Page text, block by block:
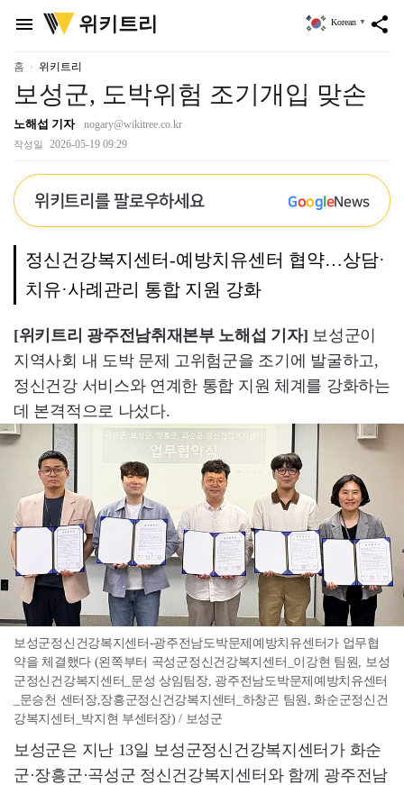
menu
위
키
리
위키트리 share
Korean ▼
홈 위키트리
보성군, 도박위험 조기개입 맞손
노해섭 기자 nogary@wikitree.co.kr
작성일 2026-05-19 09:29
위키트리를 팔로우하세요 GoogleNews
정신건강복지센터-예방치유센터 협약…상담·
치유·사례관리 통합 지원 강화
[위키트리 광주전남취재본부 노해섭 기자] 보성군이
지역사회 내 도박 문제 고위험군을 조기에 발굴하고,
정신건강 서비스와 연계한 통합 지원 체계를 강화하는
데 본격적으로 나섰다.
보성군정신건강복지센터-광주전남도박문제예방치유센터가 업무협
약을 체결했다 (왼쪽부터 곡성군정신건강복지센터_이강현 팀원, 보성
군정신건강복지센터_문성 상임팀장, 광주전남도박문제예방치유센터
_문승천 센터장,장흥군정신건강복지센터_하창곤 팀원, 화순군정신건
강복지센터_박지현 부센터장) / 보성군
보성군은 지난 13일 보성군정신건강복지센터가 화순
군·장흥군·곡성군 정신건강복지센터와 함께 광주전남